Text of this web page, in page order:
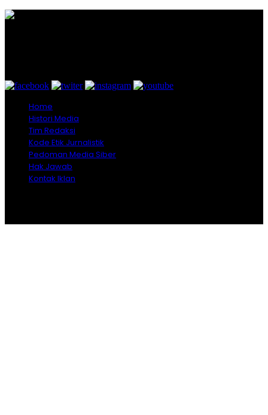
Home
Histori Media
Tim Redaksi
Kode Etik Jurnalistik
Pedoman Media Siber
Hak Jawab
Kontak Iklan